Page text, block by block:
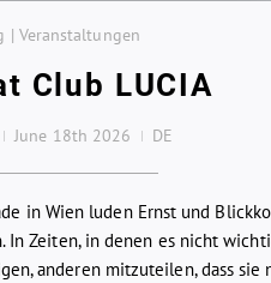
| Veranstaltungen
Club LUCIA
June 18th 2026 DE
in Wien luden Ernst und
In Zeiten, in denen es nicht
anderen mitzuteilen, dass sie